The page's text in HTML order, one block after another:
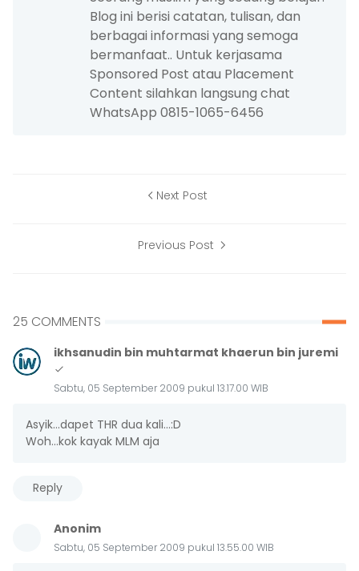
Blog ini berisi catatan, tulisan, dan
berbagai informasi yang semoga
bermanfaat.. Untuk kerjasama
Sponsored Post atau Placement
Content silahkan langsung chat
WhatsApp 0815-1065-6456
Next Post
Previous Post
25 COMMENTS
ikhsanudin bin muhtarmat khaerun bin juremi
Sabtu, 05 September 2009 pukul 13.17.00 WIB
Asyik...dapet THR dua kali...:D
Woh...kok kayak MLM aja
Reply
Anonim
Sabtu, 05 September 2009 pukul 13.55.00 WIB